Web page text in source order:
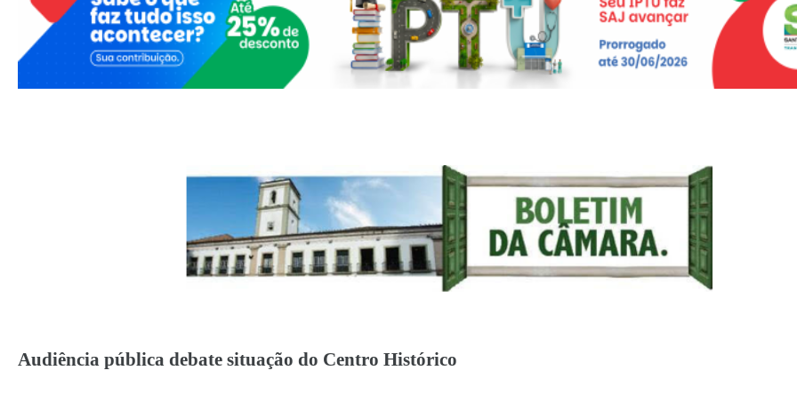
Audiência pública debate situação do Centro Histórico